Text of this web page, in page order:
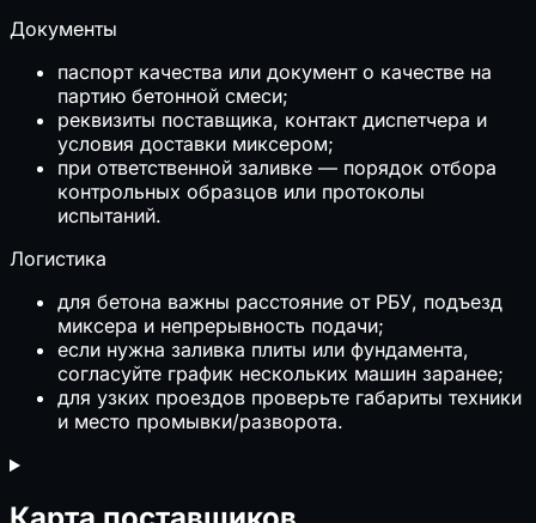
Документы
паспорт качества или документ о качестве на
партию бетонной смеси;
реквизиты поставщика, контакт диспетчера и
условия доставки миксером;
при ответственной заливке — порядок отбора
контрольных образцов или протоколы
испытаний.
Логистика
для бетона важны расстояние от РБУ, подъезд
миксера и непрерывность подачи;
если нужна заливка плиты или фундамента,
согласуйте график нескольких машин заранее;
для узких проездов проверьте габариты техники
и место промывки/разворота.